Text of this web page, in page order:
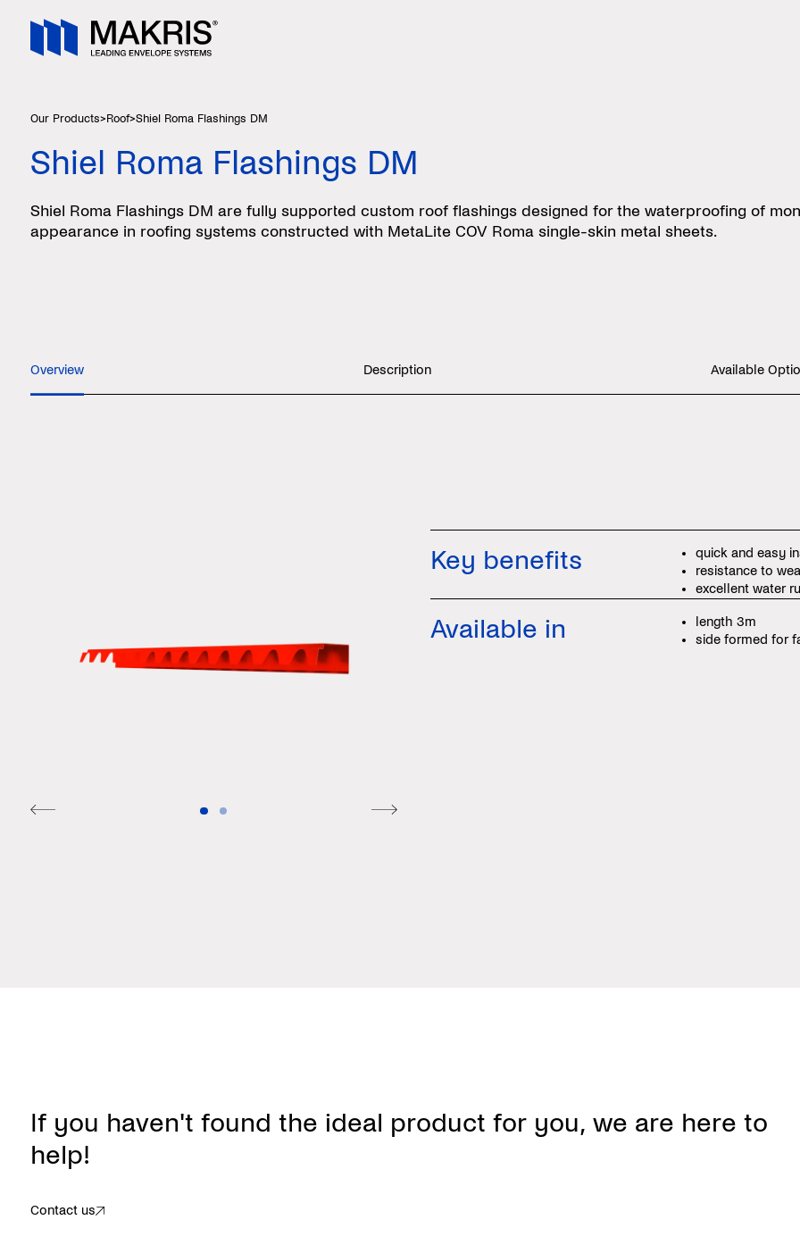
Our Products>Roof>Shiel Roma Flashings DM
Shiel Roma Flashings DM
Shiel Roma Flashings DM are fully supported custom roof flashings designed for the waterproofing of
appearance in roofing systems constructed with MetaLite COV Roma single-skin metal sheets.
Overview Description Available
Key benefits
quick and easy
resistance to
excellent water
Available in
length 3m
side formed for
If you haven't found the ideal product for you, we are here to
help!
Contact us